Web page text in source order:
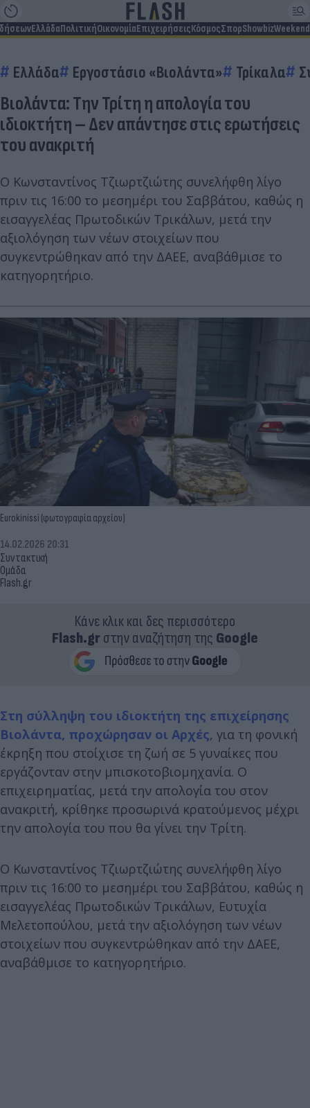
ΕλλάδαΠολιτικήΟικονομίαΕπιχειρήσειςΚόσμοςΣπορShowbizWeekend
Ελλάδα Εργοστάσιο «Βιολάντα» Τρίκαλα
Βιολάντα: Την Τρίτη η απολογία του
ιδιοκτήτη – Δεν απάντησε στις ερωτήσεις
του ανακριτή
Ο Κωνσταντίνος Τζιωρτζιώτης συνελήφθη λίγο
πριν τις 16:00 το μεσημέρι του Σαββάτου, καθώς η
εισαγγελέας Πρωτοδικών Τρικάλων, μετά την
αξιολόγηση των νέων στοιχείων που
συγκεντρώθηκαν από την ΔΑΕΕ, αναβάθμισε το
κατηγορητήριο.
Eurokinissi (φωτογραφία αρχείου)
Συντακτική
Ομάδα
Flash.gr
14.02.2026 20:31
Κάνε κλικ και δες περισσότερο
Flash.grστην αναζήτηση της Google
Στη σύλληψη του ιδιοκτήτη της επιχείρησης
Βιολάντα, προχώρησαν οι Αρχές, για τη φονική
έκρηξη που στοίχισε τη ζωή σε 5 γυναίκες που
εργάζονταν στην μπισκοτοβιομηχανία. Ο
επιχειρηματίας, μετά την απολογία του στον
ανακριτή, κρίθηκε προσωρινά κρατούμενος μέχρι
την απολογία του που θα γίνει την Τρίτη.
Ο Κωνσταντίνος Τζιωρτζιώτης συνελήφθη λίγο
πριν τις 16:00 το μεσημέρι του Σαββάτου, καθώς η
εισαγγελέας Πρωτοδικών Τρικάλων, Ευτυχία
Μελετοπούλου, μετά την αξιολόγηση των νέων
στοιχείων που συγκεντρώθηκαν από την ΔΑΕΕ,
αναβάθμισε το κατηγορητήριο.